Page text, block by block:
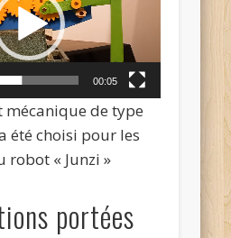
00:05
mécanique de type
été choisi pour les
robot « Junzi »
portées